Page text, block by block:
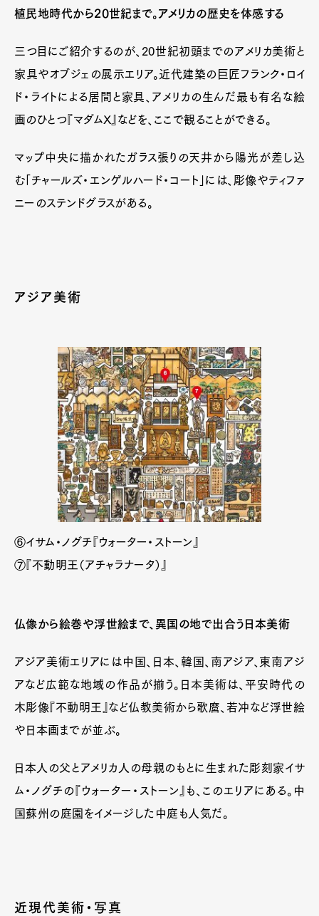
Fashion
Gourmet
植民地時代から20世紀まで。アメリカの歴史を体感する
三つ目にご紹介するのが、20世紀初頭までのアメリカ美術と
家具やオブジェの展示エリア。近代建築の巨匠フランク・ロイ
ド・ライトによる居間と家具、アメリカの生んだ最も有名な絵
画のひとつ『マダムX』などを、ここで観ることができる。
マップ中央に描かれたガラス張りの天井から陽光が差し込
む「チャールズ・エンゲルハード・コート」には、彫像やティファ
ニーのステンドグラスがある。
アジア美術
⑥イサム・ノグチ『ウォーター・ストーン』
⑦『不動明王（アチャラナータ）』
仏像から絵巻や浮世絵まで、異国の地で出合う日本美術
アジア美術エリアには中国、日本、韓国、南アジア、東南アジ
アなど広範な地域の作品が揃う。日本美術は、平安時代の
木彫像『不動明王』など仏教美術から歌麿、若冲など浮世絵
や日本画までが並ぶ。
日本人の父とアメリカ人の母親のもとに生まれた彫刻家イサ
ム・ノグチの『ウォーター・ストーン』も、このエリアにある。中
国蘇州の庭園をイメージした中庭も人気だ。
近現代美術・写真